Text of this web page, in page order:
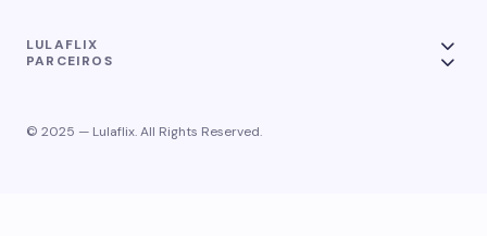
LULAFLIX
PARCEIROS
© 2025 — Lulaflix. All Rights Reserved.